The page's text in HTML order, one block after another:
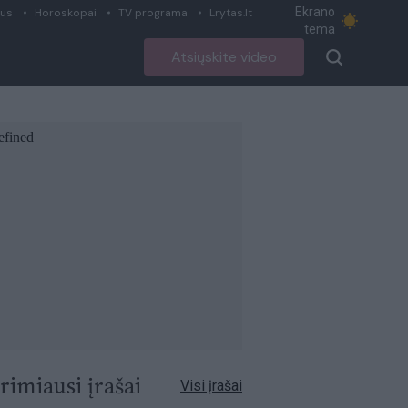
Horoskopai TV programa Lrytas.lt
Ekrano
tema
Atsiųskite video
įrašai Visi įrašai